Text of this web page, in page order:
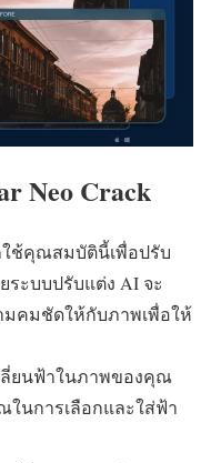
Neo Crack
ช้คุณสมบัตินี้เพื่อปรับ
ะบบปรับแต่ง AI จะ
มคมชัดให้กับภาพเพื่อให้
ยนฟ้าในภาพของคุณ
ในการเลือกและใส่ฟ้า